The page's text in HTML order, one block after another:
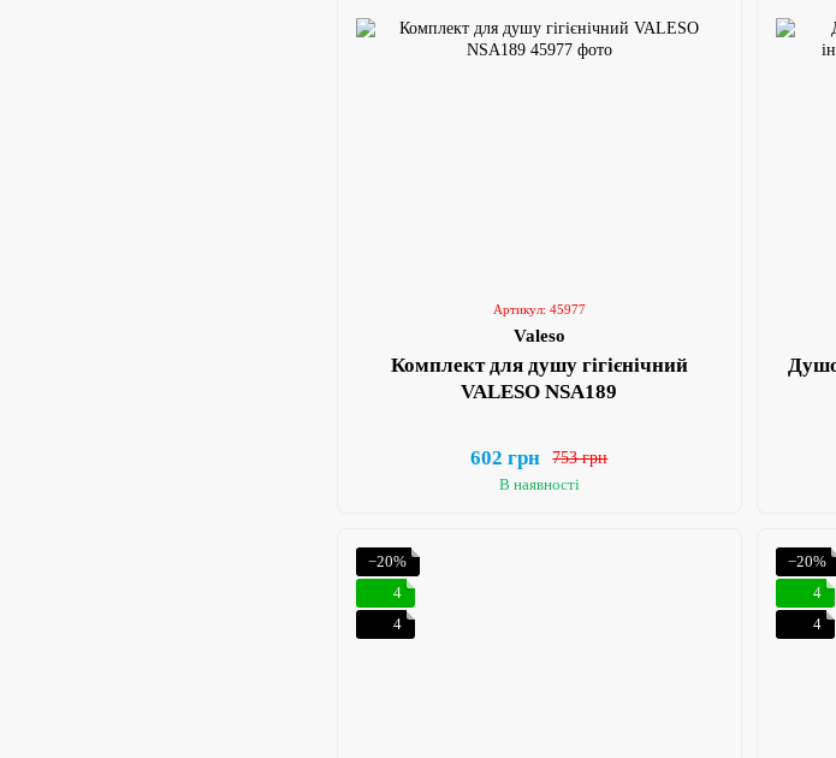
Артикул: 45977
Valeso
Комплект для душу гігієнічний
VALESO NSA189
753 грн
602 грн
В наявності
−20%
4
4
−20%
4
4